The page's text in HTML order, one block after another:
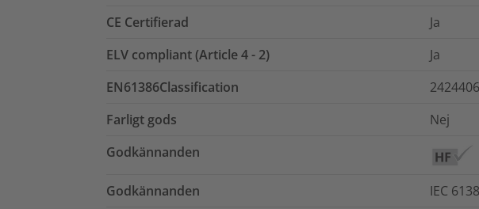
CE Certifierad
Ja
ELV compliant (Article 4 - 2)
Ja
EN61386Classification
Farligt gods
Nej
Godkännanden
Godkännanden
IEC